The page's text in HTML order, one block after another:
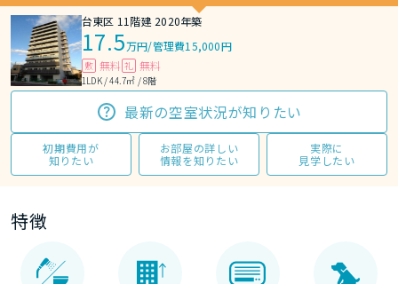
台東区 11階建 2020年築
17.5万円/管理費15,000円
敷 無料 礼 無料
1LDK / 44.7㎡ / 8階
最新の空室状況が知りたい
初期費用が
知りたい
お部屋の詳しい
情報を知りたい
実際に
見学したい
特徴